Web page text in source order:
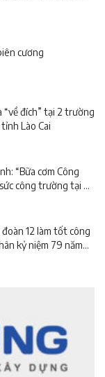
cương
đích” tại 2 trường
Lào Cai
“Bữa cơm Công
cấp La Êê (TP. Đà
12 làm tốt công
kỷ niệm 79 năm